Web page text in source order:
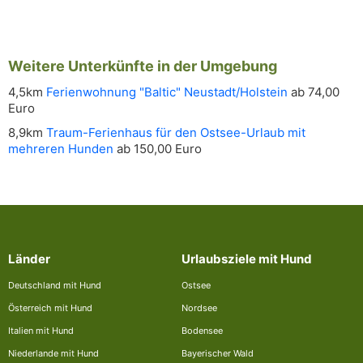
Weitere Unterkünfte in der Umgebung
4,5km Ferienwohnung "Baltic" Neustadt/Holstein ab 74,00
Euro
8,9km Traum-Ferienhaus für den Ostsee-Urlaub mit
mehreren Hunden ab 150,00 Euro
Länder
Deutschland mit Hund
Österreich mit Hund
Italien mit Hund
Niederlande mit Hund
Urlaubsziele mit Hund
Ostsee
Nordsee
Bodensee
Bayerischer Wald